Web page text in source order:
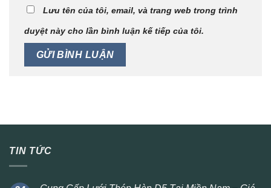
Lưu tên của tôi, email, và trang web trong trình
duyệt này cho lần bình luận kế tiếp của tôi.
TIN TỨC